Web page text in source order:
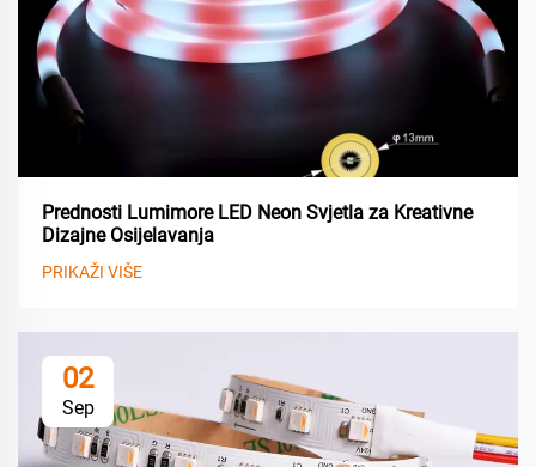
Prednosti Lumimore LED Neon Svjetla za Kreativne
Dizajne Osijelavanja
PRIKAŽI VIŠE
02
Sep